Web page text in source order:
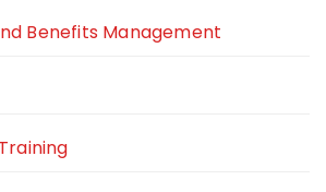
Benefits Management